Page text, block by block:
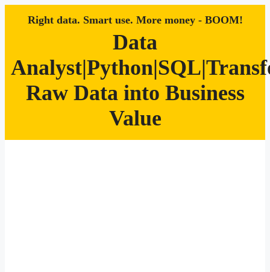
Right data. Smart use. More money - BOOM!
Data
Raw Data into Business
Value